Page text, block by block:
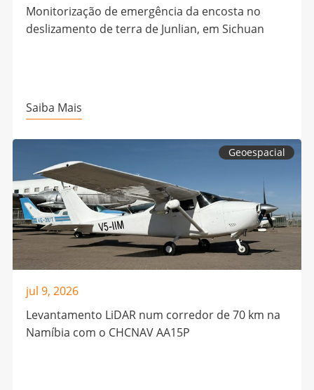
Monitorização de emergência da encosta no
deslizamento de terra de Junlian, em Sichuan
Saiba Mais
Geoespacial
jul 9, 2026
Levantamento LiDAR num corredor de 70 km na
Namíbia com o CHCNAV AA15P